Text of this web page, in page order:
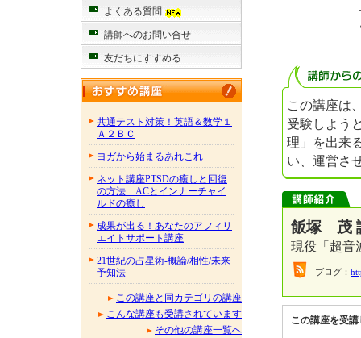
よくある質問
講師へのお問い合せ
友だちにすすめる
共通テスト対策！英語＆数学１
Ａ２ＢＣ
ヨガから始まるあれこれ
ネット講座PTSDの癒しと回復
の方法 ACとインナーチャイ
ルドの癒し
成果が出る！あなたのアフィリ
エイトサポート講座
21世紀の占星術-概論/相性/未来
予知法
この講座と同カテゴリの講座
こんな講座も受講されています
その他の講座一覧へ
この講座は
受験しよう
理」を出来
い、運営さ
飯塚 茂
現役「超
ブログ：
この講座を受